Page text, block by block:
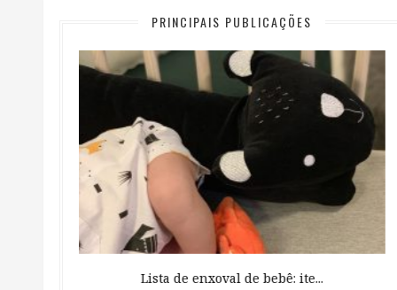
PRINCIPAIS PUBLICAÇÕES
Lista de enxoval de bebê: ite...